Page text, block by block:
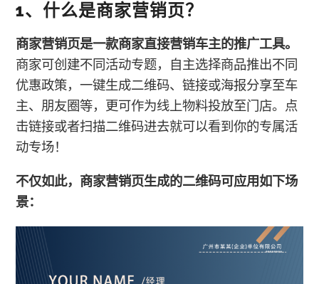
1、什么是商家营销页？
商家营销页是一款商家直接营销车主的推广工具。
商家可创建不同活动专题，自主选择商品推出不同
优惠政策，一键生成二维码、链接或海报分享至车
主、朋友圈等，更可作为线上物料投放至门店。点
击链接或者扫描二维码进去就可以看到你的专属活
动专场！
不仅如此，商家营销页生成的二维码可应用如下场
景：